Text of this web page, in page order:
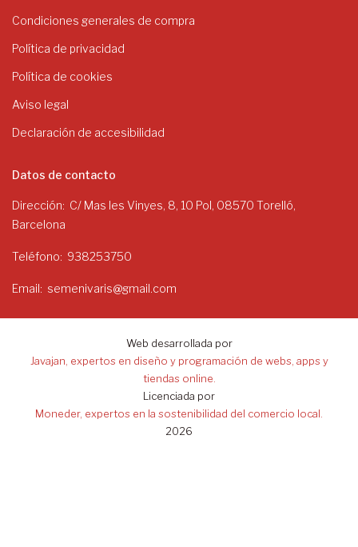
Condiciones generales de compra
Política de privacidad
Política de cookies
Aviso legal
Declaración de accesibilidad
Datos de contacto
Dirección
C/ Mas les Vinyes, 8, 10 Pol, 08570 Torelló,
Barcelona
Teléfono 938253750
Email semenivaris@gmail.com
Web desarrollada por
Javajan, expertos en diseño y programación de webs, apps y
tiendas online.
Licenciada por
Moneder, expertos en la sostenibilidad del comercio local.
2026